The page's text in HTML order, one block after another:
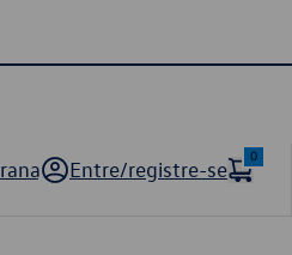
Entre/registre-se
0